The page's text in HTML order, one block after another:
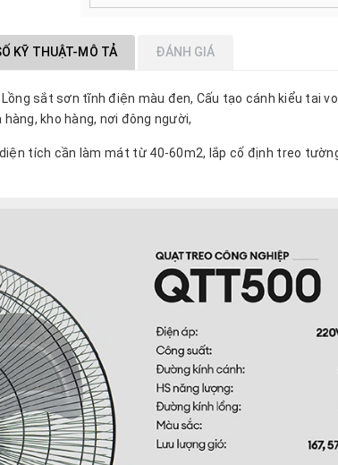
KỸ THUẬT-MÔ TẢ ĐÁNH GIÁ
Lồng sắt sơn tĩnh điện màu đen, Cấu tạo cánh kiểu tai
kho hàng, nơi đông người,
tích cần làm mát từ 40-60m2, lắp cố định treo